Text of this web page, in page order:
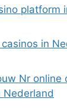
platform
in
Nr online
Nederland